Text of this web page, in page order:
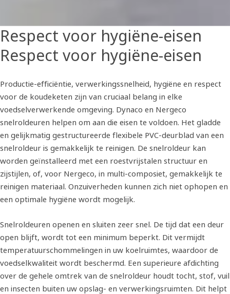
Respect voor hygiëne-eisen
Respect voor hygiëne-eisen
Productie-efficiëntie, verwerkingssnelheid, hygiëne en respect
voor de koudeketen zijn van cruciaal belang in elke
voedselverwerkende omgeving. Dynaco en Nergeco
snelroldeuren helpen om aan die eisen te voldoen. Het gladde
en gelijkmatig gestructureerde flexibele PVC-deurblad van een
snelroldeur is gemakkelijk te reinigen. De snelroldeur kan
worden geïnstalleerd met een roestvrijstalen structuur en
zijstijlen, of, voor Nergeco, in multi-composiet, gemakkelijk te
reinigen materiaal. Onzuiverheden kunnen zich niet ophopen en
een optimale hygiëne wordt mogelijk.
Snelroldeuren openen en sluiten zeer snel. De tijd dat een deur
open blijft, wordt tot een minimum beperkt. Dit vermijdt
temperatuurschommelingen in uw koelruimtes, waardoor de
voedselkwaliteit wordt beschermd. Een superieure afdichting
over de gehele omtrek van de snelroldeur houdt tocht, stof, vuil
en insecten buiten uw opslag- en verwerkingsruimten. Dit helpt